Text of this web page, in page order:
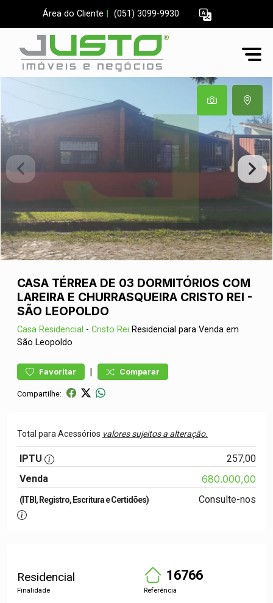
Área do Cliente (051) 3099-9930
CASA TÉRREA DE 03 DORMITÓRIOS COM
LAREIRA E CHURRASQUEIRA CRISTO REI -
SÃO LEOPOLDO
Casa Residencial - Cristo Rei Residencial para Venda em
São Leopoldo
Favoritar | Comparar
Compartilhe:
Total para Acessórios valores sujeitos a alteração.
IPTU
257,00
Venda
680.000,00
(ITBI, Registro, Escritura e Certidões) Consulte-nos
Residencial
Finalidade
16766
Referência